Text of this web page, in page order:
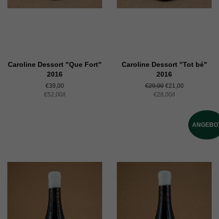
Caroline Dessort "Que Fort"
2016
Normaler
Preis
€39,00
Einzelpreis
€52,00/
Caroline Dessort "Tot bé"
2016
Normaler
Preis
€29,00 Sonderpreis
€21,00
Einzelpreis
€28,00/